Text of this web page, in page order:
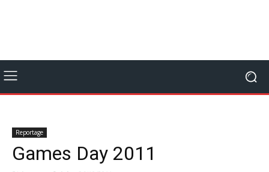
Reportage
Games Day 2011